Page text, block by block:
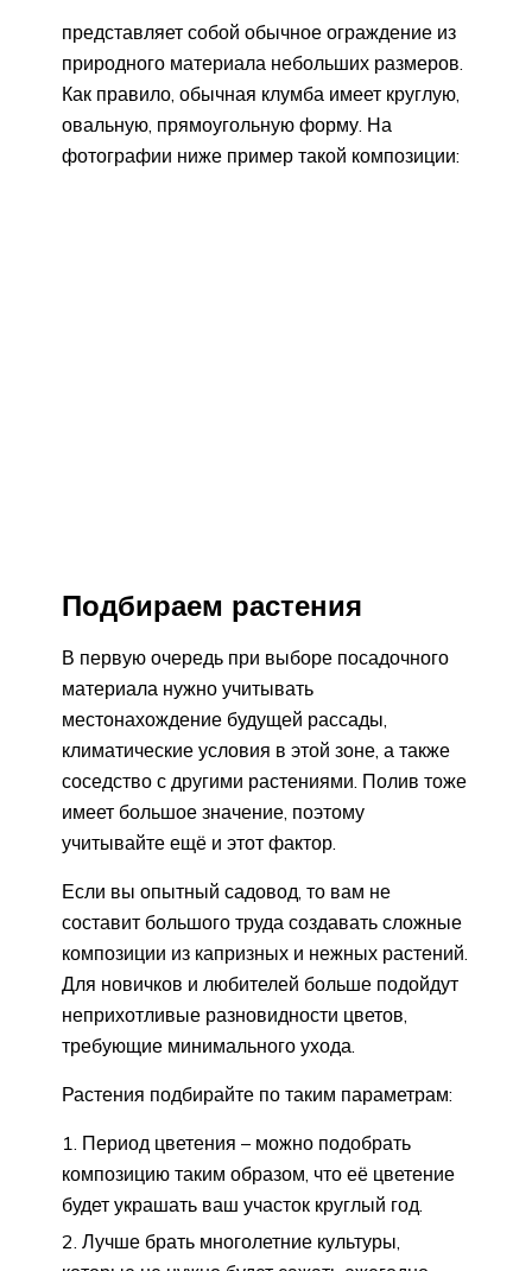
представляет собой обычное ограждение из
природного материала небольших размеров.
Как правило, обычная клумба имеет круглую,
овальную, прямоугольную форму. На
фотографии ниже пример такой композиции:
Подбираем растения
В первую очередь при выборе посадочного
материала нужно учитывать
местонахождение будущей рассады,
климатические условия в этой зоне, а также
соседство с другими растениями. Полив тоже
имеет большое значение, поэтому
учитывайте ещё и этот фактор.
Если вы опытный садовод, то вам не
составит большого труда создавать сложные
композиции из капризных и нежных растений.
Для новичков и любителей больше подойдут
неприхотливые разновидности цветов,
требующие минимального ухода.
Растения подбирайте по таким параметрам:
Период цветения – можно подобрать
композицию таким образом, что её цветение
будет украшать ваш участок круглый год.
Лучше брать многолетние культуры,